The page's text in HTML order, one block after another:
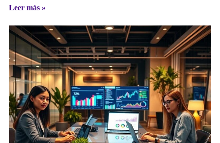
Leer más »